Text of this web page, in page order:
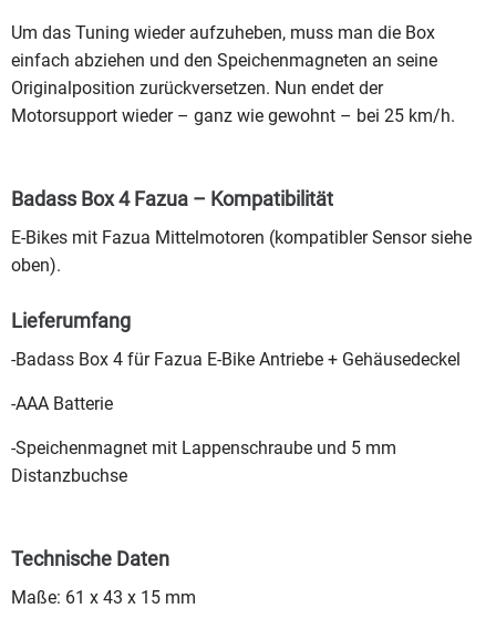
Um das Tuning wieder aufzuheben, muss man die Box
einfach abziehen und den Speichenmagneten an seine
Originalposition zurückversetzen. Nun endet der
Motorsupport wieder – ganz wie gewohnt – bei 25 km/h.
Badass Box 4 Fazua – Kompatibilität
E-Bikes mit Fazua Mittelmotoren (kompatibler Sensor siehe
oben).
Lieferumfang
-Badass Box 4 für Fazua E-Bike Antriebe + Gehäusedeckel
-AAA Batterie
-Speichenmagnet mit Lappenschraube und 5 mm
Distanzbuchse
Technische Daten
Maße: 61 x 43 x 15 mm